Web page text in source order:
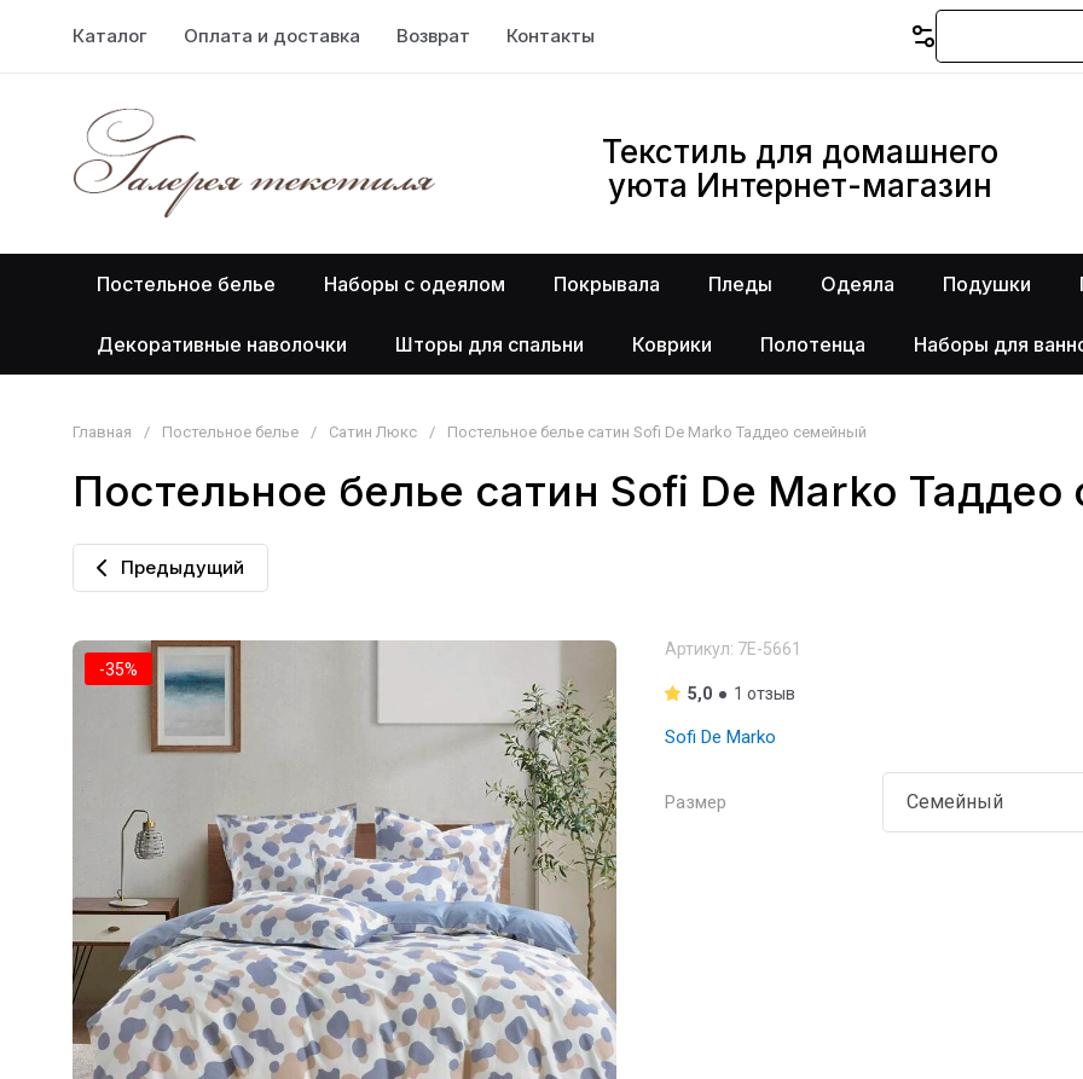
Каталог Оплата и доставка Возврат Контакты
Текстиль для домашнего
уюта Интернет-магазин
Постельное белье Наборы с одеялом Покрывала Пледы Одеяла Подушки
Декоративные наволочки Шторы для спальни Коврики Полотенца Наборы для
Главная / Постельное белье / Сатин Люкс / Постельное белье сатин Sofi De Marko Таддео семейный
Постельное белье сатин Sofi De Marko
Предыдущий
-35%
Артикул: 7Е-5661
5,0 1 отзыв
Sofi De Marko
Размер